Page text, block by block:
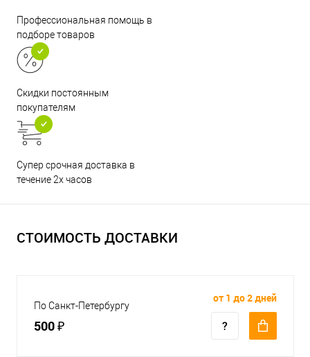
Профессиональная помощь в
подборе товаров
Скидки постоянным
покупателям
Супер срочная доставка в
течение 2х часов
СТОИМОСТЬ ДОСТАВКИ
По Санкт-Петербургу
500 ₽
от 1 до 2 дней